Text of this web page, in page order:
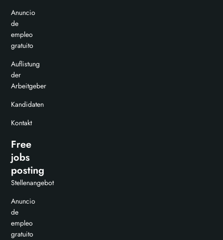
Anuncio
de
empleo
gratuito
Auflistung
der
Arbeitgeber
Kandidaten
Kontakt
Free
jobs
posting
Stellenangebot
Anuncio
de
empleo
gratuito